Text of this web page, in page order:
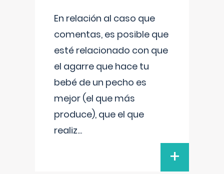
En relación al caso que
comentas, es posible que
esté relacionado con que
el agarre que hace tu
bebé de un pecho es
mejor (el que más
produce), que el que
realiz...
+